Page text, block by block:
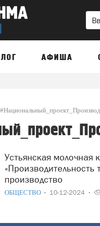
АФИША
Устьянская молочная компания: как нацпроект
производство
ОБЩЕСТВО 10-12-2024